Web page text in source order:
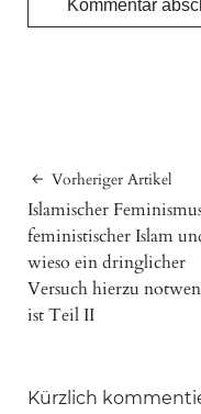
Vorheriger Artikel
Islamischer
feministischer Islam
wieso ein dringlicher
Versuch hierzu
ist Teil II
Kürzlich